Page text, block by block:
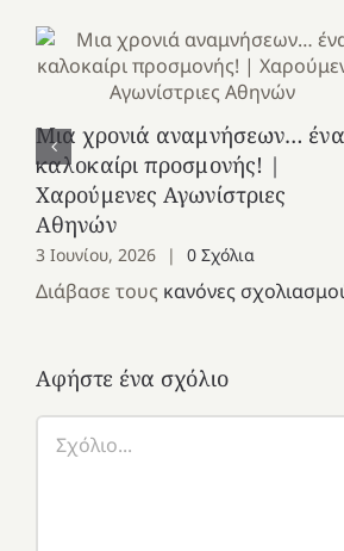
Μια χρονιά αναμνήσεων… ένα
καλοκαίρι προσμονής! |
Χαρούμενες Αγωνίστριες
Αθηνών
3 Ιουνίου, 2026 | 0 Σχόλια
Διάβασε τους κανόνες
Αφήστε ένα σχόλιο